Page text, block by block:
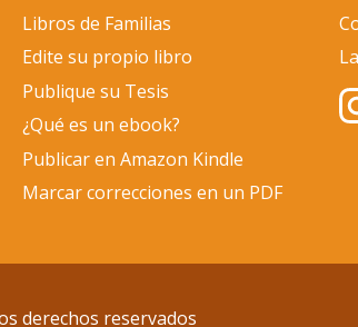
Libros de Familias
Edite su propio libro
Publique su Tesis
¿Qué es un ebook?
Publicar en Amazon Kindle
Marcar correcciones en un PDF
derechos reservados